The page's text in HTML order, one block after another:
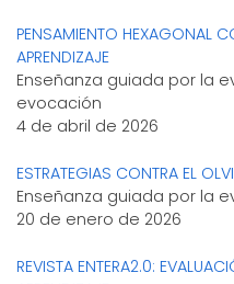
PENSAMIENTO HEXAGONAL
APRENDIZAJE
Enseñanza guiada por la
evocación
4 de abril de 2026
ESTRATEGIAS CONTRA EL
Enseñanza guiada por la
20 de enero de 2026
REVISTA ENTERA2.0: